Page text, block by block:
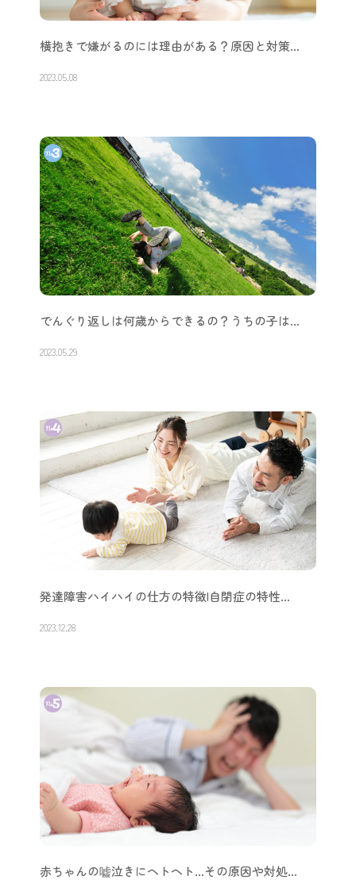
横抱きで嫌がるのには理由がある？原因と対策…
2023.05.08
でんぐり返しは何歳からできるの？うちの子は…
2023.05.29
発達障害ハイハイの仕方の特徴|自閉症の特性…
2023.12.28
赤ちゃんの嘘泣きにヘトヘト…その原因や対処…